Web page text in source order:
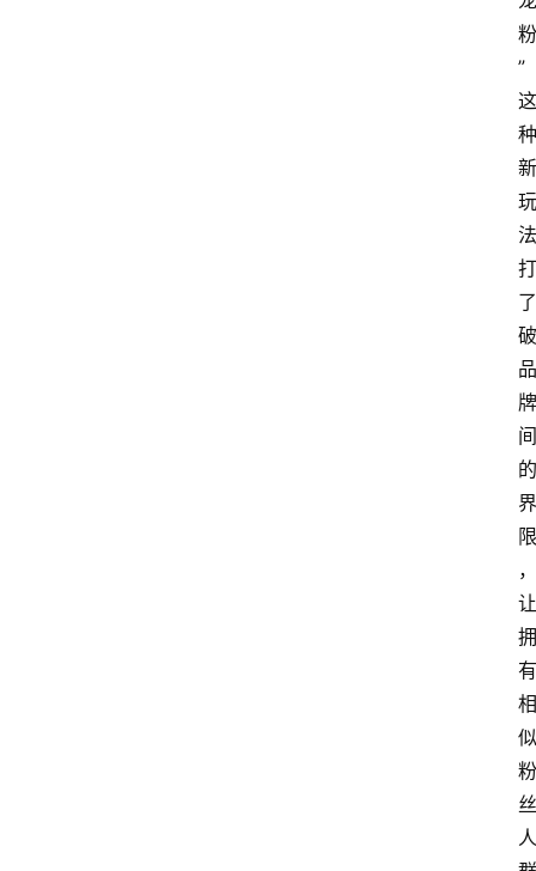
粉
”
这
种
新
玩
法
打
了
破
品
牌
间
的
界
限
，
让
拥
有
相
似
粉
丝
人